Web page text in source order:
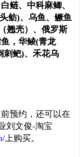
鲢、中科麻鲫、
鲂)、乌鱼、鳜鱼
翘壳）、俄罗斯
，华鲮(青龙
鲃)、 禾花乌
预约，还可以在
刘文俊-淘宝
上购买。